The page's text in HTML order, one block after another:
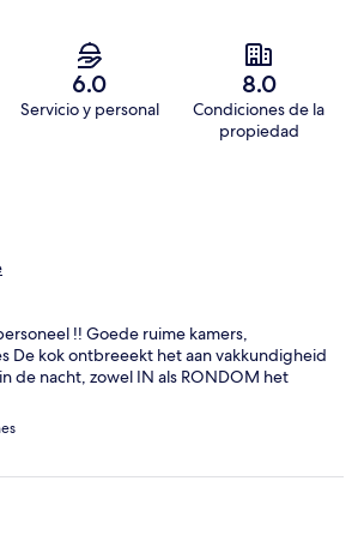
6.0
Servicio y personal
8.0
Condiciones de la
propiedad
!! Goede ruime kamers,
De kok ontbreeekt het aan vakkundigheid
de nacht, zowel IN als RONDOM het